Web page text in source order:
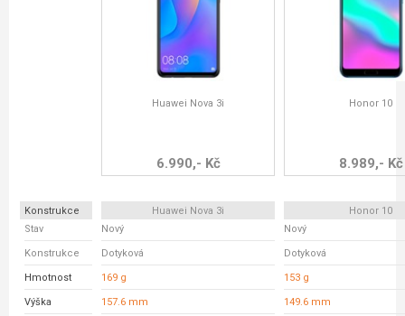
Huawei Nova 3i
6.990,- Kč
Honor 10
8.989,- Kč
Konstrukce Huawei Nova 3i
Honor 10
Stav
Nový Nový
Konstrukce Dotyková Dotyková
Hmotnost 169 g 153 g
Výška 157.6 mm 149.6 mm